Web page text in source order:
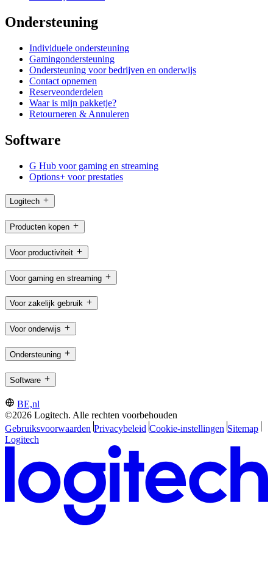
Ondersteuning
Individuele ondersteuning
Gamingondersteuning
Ondersteuning voor bedrijven en onderwijs
Contact opnemen
Reserveonderdelen
Waar is mijn pakketje?
Retourneren & Annuleren
Software
G Hub voor gaming en streaming
Options+ voor prestaties
Logitech
Producten kopen
Voor productiviteit
Voor gaming en streaming
Voor zakelijk gebruik
Voor onderwijs
Ondersteuning
Software
BE,nl
©2026 Logitech. Alle rechten voorbehouden
Gebruiksvoorwaarden Privacybeleid Cookie-instellingen Sitemap
Logitech